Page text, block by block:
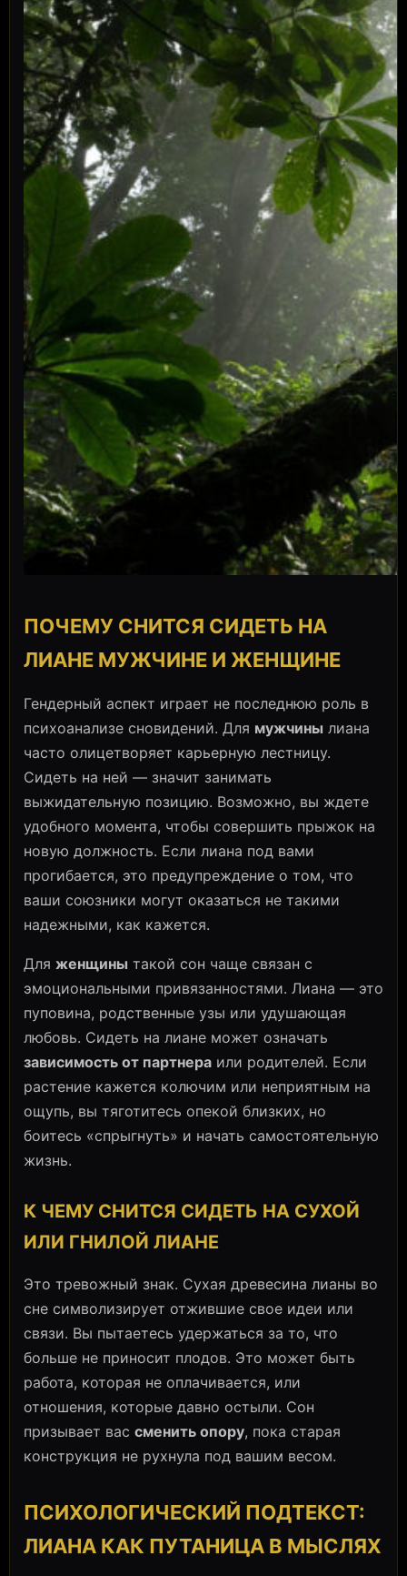
ПОЧЕМУ СНИТСЯ СИДЕТЬ НА
ЛИАНЕ МУЖЧИНЕ И ЖЕНЩИНЕ
Гендерный аспект играет не последнюю роль в
психоанализе сновидений. Для мужчины лиана
часто олицетворяет карьерную лестницу.
Сидеть на ней — значит занимать
выжидательную позицию. Возможно, вы ждете
удобного момента, чтобы совершить прыжок на
новую должность. Если лиана под вами
прогибается, это предупреждение о том, что
ваши союзники могут оказаться не такими
надежными, как кажется.
Для женщины такой сон чаще связан с
эмоциональными привязанностями. Лиана — это
пуповина, родственные узы или удушающая
любовь. Сидеть на лиане может означать
зависимость от партнера или родителей. Если
растение кажется колючим или неприятным на
ощупь, вы тяготитесь опекой близких, но
боитесь «спрыгнуть» и начать самостоятельную
жизнь.
К ЧЕМУ СНИТСЯ СИДЕТЬ НА СУХОЙ
ИЛИ ГНИЛОЙ ЛИАНЕ
Это тревожный знак. Сухая древесина лианы во
сне символизирует отжившие свое идеи или
связи. Вы пытаетесь удержаться за то, что
больше не приносит плодов. Это может быть
работа, которая не оплачивается, или
отношения, которые давно остыли. Сон
призывает вас сменить опору, пока старая
конструкция не рухнула под вашим весом.
ПСИХОЛОГИЧЕСКИЙ ПОДТЕКСТ:
ЛИАНА КАК ПУТАНИЦА В МЫСЛЯХ